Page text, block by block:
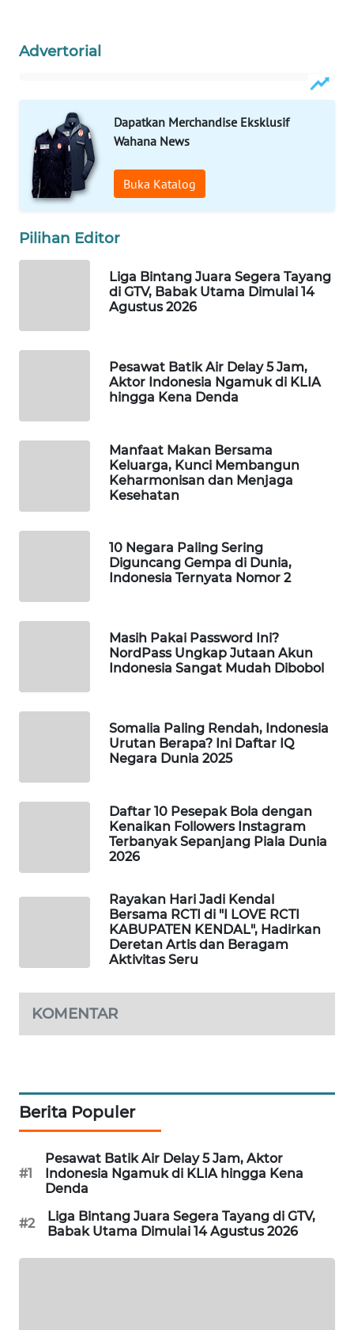
Advertorial
Dapatkan Merchandise Eksklusif
Wahana News
Buka Katalog
Pilihan Editor
Liga Bintang Juara Segera Tayang
di GTV, Babak Utama Dimulai 14
Agustus 2026
Pesawat Batik Air Delay 5 Jam,
Aktor Indonesia Ngamuk di KLIA
hingga Kena Denda
Manfaat Makan Bersama
Keluarga, Kunci Membangun
Keharmonisan dan Menjaga
Kesehatan
10 Negara Paling Sering
Diguncang Gempa di Dunia,
Indonesia Ternyata Nomor 2
Masih Pakai Password Ini?
NordPass Ungkap Jutaan Akun
Indonesia Sangat Mudah Dibobol
Somalia Paling Rendah, Indonesia
Urutan Berapa? Ini Daftar IQ
Negara Dunia 2025
Daftar 10 Pesepak Bola dengan
Kenaikan Followers Instagram
Terbanyak Sepanjang Piala Dunia
2026
Rayakan Hari Jadi Kendal
Bersama RCTI di "I LOVE RCTI
KABUPATEN KENDAL", Hadirkan
Deretan Artis dan Beragam
Aktivitas Seru
KOMENTAR
Berita Populer
#1
Pesawat Batik Air Delay 5 Jam, Aktor
Indonesia Ngamuk di KLIA hingga Kena
Denda
#2
Liga Bintang Juara Segera Tayang di GTV,
Babak Utama Dimulai 14 Agustus 2026
Wahana
KONSUMEN
LISTRIK
MASYARAKAT
KELISTRIKAN
WALINKI
MARTABAT
WATCH
LPKKI
FORWAMKI
NEWS
SIBARAGAS
NEWS
METRO
NEWS
JAKARTA
NEWS